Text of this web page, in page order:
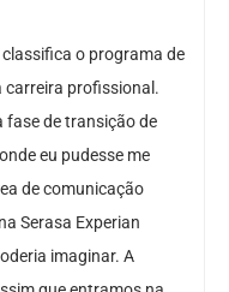
o programa de
carreira profissional.
fase de transição de
eu pudesse me
de comunicação
Serasa Experian
imaginar. A